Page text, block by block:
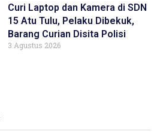
Curi Laptop dan Kamera di SDN
15 Atu Tulu, Pelaku Dibekuk,
Barang Curian Disita Polisi
3 Agustus 2026